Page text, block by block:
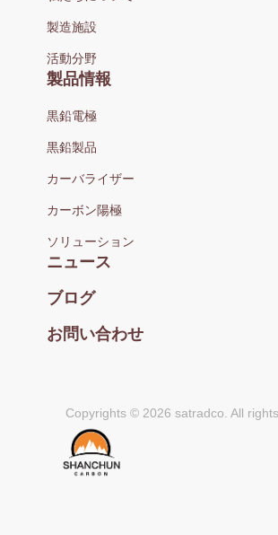
製造施設
活動分野
製品情報
黒鉛電極
黒鉛製品
カーバライザー
カーボン陽極
ソリューション
ニュース
ブログ
お問い合わせ
Copyrights © 2026 satradco. All